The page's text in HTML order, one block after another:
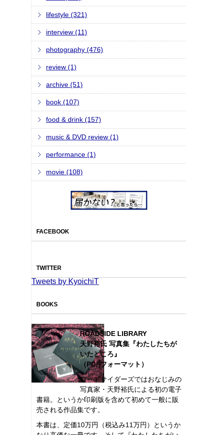
lifestyle (321)
interview (11)
photography (476)
review (1)
archive (51)
book (107)
food & drink (157)
music & DVD review (1)
performance (1)
movie (108)
FACEBOOK
TWITTER
Tweets by KyoichiT
BOOKS
ROADSIDE LIBRARY
天野裕氏 写真集『わたしたちが
いたところ』
（PDFフォーマット）
ロードサイダーズではおなじみの
写真家・天野裕氏による初の電子
書籍。というか印刷版を含めて初めて一般に販
売される作品集です。
本書は、定価10万円（税込み11万円）というか